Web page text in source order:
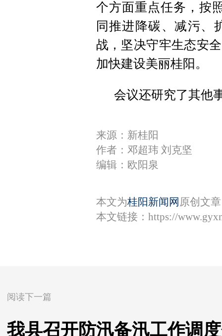
个方面重点任务，按
同推进降碳、减污、
战，坚决守牢生态安
加快建设美丽桂阳。
会议还研究了其他
来源：新桂阳
作者：邓超玮 刘克坚
编辑：欧阳泉
本文为桂阳新闻网 原创文
本文链接： https://
阅读下一篇
我县召开防汛备汛工作调